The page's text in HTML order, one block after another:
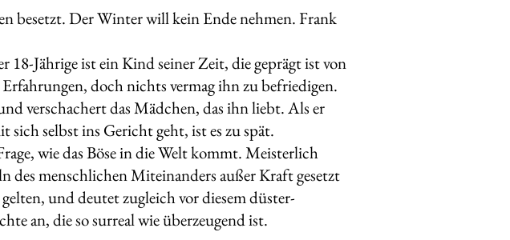
besetzt. Der Winter will kein Ende nehmen. Frank
Jährige ist ein Kind seiner Zeit, die geprägt ist von
doch nichts vermag ihn zu befriedigen.
verschachert das Mädchen, das ihn liebt. Als er
selbst ins Gericht geht, ist es zu spät.
wie das Böse in die Welt kommt. Meisterlich
des menschlichen Miteinanders außer Kraft gesetzt
und deutet zugleich vor diesem düster-
an, die so surreal wie überzeugend ist.